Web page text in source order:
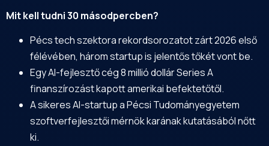
Mit kell tudni 30 másodpercben?
Pécs tech szektora rekordsorozatot zárt 2026 első
félévében, három startup is jelentős tőkét vont be.
Egy AI-fejlesztő cég 8 millió dollár Series A
finanszírozást kapott amerikai befektetőtől.
A sikeres AI-startup aPécsi Tudományegyetem
szoftverfejlesztői mérnök karának kutatásából nőtt
ki.